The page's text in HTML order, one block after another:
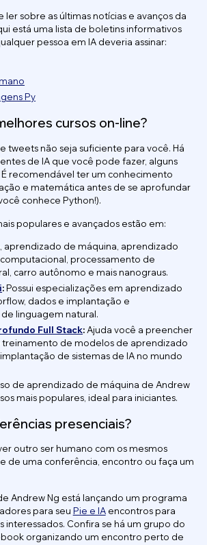
sobre as últimas notícias e avanços da
está uma lista de boletins informativos
pessoa em IA deveria assinar:
Py
cursos on-line?
tweets não seja suficiente para você. Há
de IA que você pode fazer, alguns
recomendável ter um conhecimento
e matemática antes de se aprofundar
conhece Python!).
populares e avançados estão em:
aprendizado de máquina, aprendizado
processamento de
carro autônomo e mais nanograus.
:Possui especializações em aprendizado
dados e implantação e
linguagem natural.
Full Stack: Ajuda você a preencher
treinamento de modelos de aprendizado
de sistemas de IA no mundo
de aprendizado de máquina de Andrew
mais populares, ideal para iniciantes.
presenciais?
outro ser humano com os mesmos
de uma conferência, encontro ou faça um
Andrew Ng está lançando um programa
para seu Pie e IAencontros para
interessados. Confira se há um grupo do
organizando um encontro perto de